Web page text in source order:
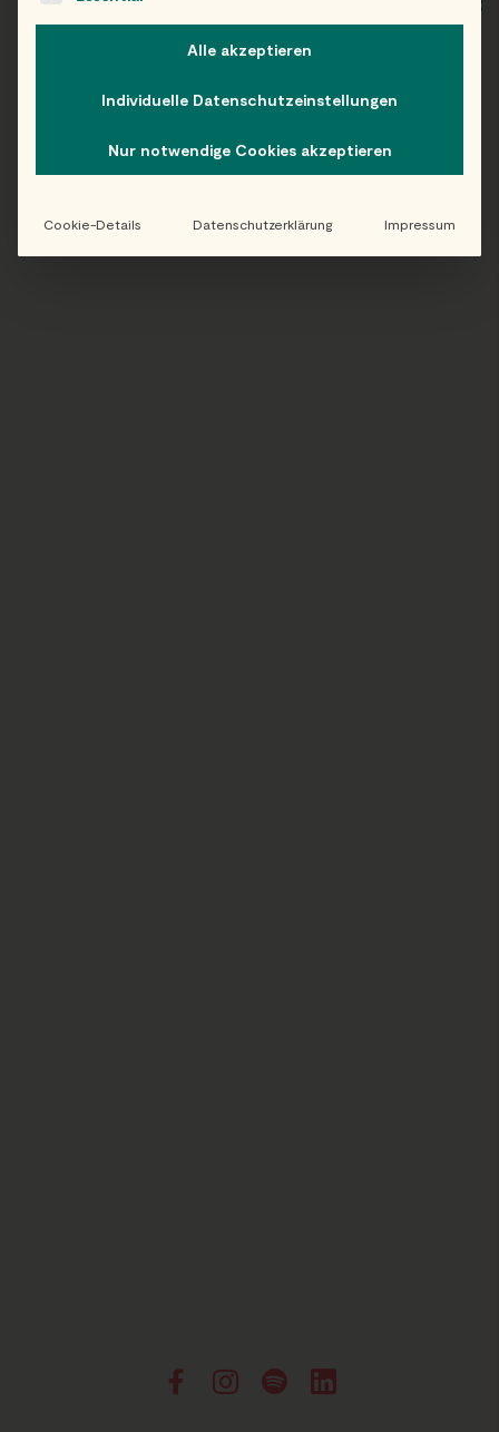
Folge uns auf Instagram!
Alle akzeptieren
Individuelle Datenschutzeinstellungen
Nur notwendige Cookies akzeptieren
Cookie-Details Datenschutzerklärung Impressum